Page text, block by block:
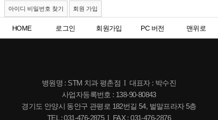
아이디 비밀번호 찾기
회원 가입
HOME 로그인 회원가입 PC 버전 맨위로
병원명 : STM 치과 평촌점 I 대표자 : 박수진
사업자등록번호 : 138-90-80843
경기도 안양시 동안구 관평로 182번길 54, 벌말프라자 5층
TEL : 031-476-2875 I FAX : 031-476-2876